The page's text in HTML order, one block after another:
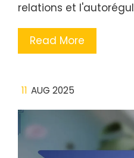
relations et
Read More
11 AUG 2025